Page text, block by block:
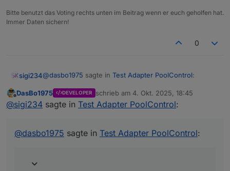
Bitte benutzt das Voting rechts unten im Beitrag wenn er euch geholfen hat.
Immer Daten sichern!
0
sigi234@dasbo1975 sagte in Test Adapter PoolControl:
ioBroker.poolcontrol – Version 0.1.1 veröffentlicht
✔️ Behebt eine mögliche Endlosschleife in der
Pumpensteuerung (pump_switch ↔ deviceId).
Offline
DasBo1975 DEVELOPER schrieb am 4. Okt. 2025, 18:45
zuletzt editiert von
@sigi234 sagte in Test Adapter PoolControl:
@dasbo1975 sagte in Test Adapter PoolControl: